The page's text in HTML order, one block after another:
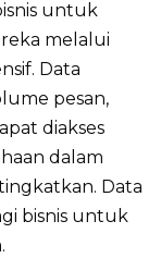
untuk
melalui
Data
pesan,
diakses
dalam
Data
bisnis untuk